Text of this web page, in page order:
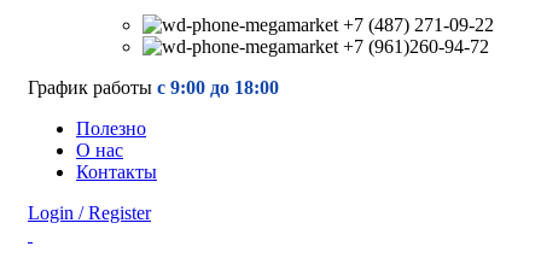
+7 (487) 271-09-22
+7 (961)260-94-72
График работы с 9:00 до 18:00
Полезно
О нас
Контакты
Login / Register